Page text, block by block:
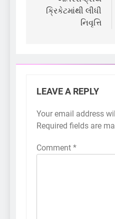
ક્રિકેટમાંથી લીધી
નિવૃત્તિ
LEAVE A REPLY
Your email address
Required fields are
Comment *